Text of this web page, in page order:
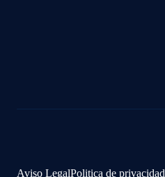
Aviso LegalPolitica de privacidad